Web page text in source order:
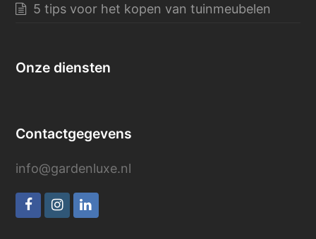
5 tips voor het kopen van tuinmeubelen
Onze diensten
Contactgegevens
info@gardenluxe.nl
FacebookInstagramLinkedIn